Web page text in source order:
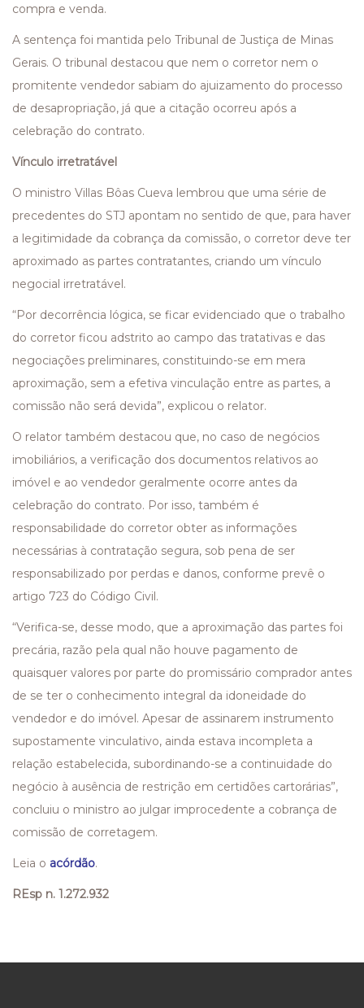
compra e venda.
A sentença foi mantida pelo Tribunal de Justiça de Minas
Gerais. O tribunal destacou que nem o corretor nem o
promitente vendedor sabiam do ajuizamento do processo
de desapropriação, já que a citação ocorreu após a
celebração do contrato.
Vínculo irretratável
O ministro Villas Bôas Cueva lembrou que uma série de
precedentes do STJ apontam no sentido de que, para haver
a legitimidade da cobrança da comissão, o corretor deve ter
aproximado as partes contratantes, criando um vínculo
negocial irretratável.
“Por decorrência lógica, se ficar evidenciado que o trabalho
do corretor ficou adstrito ao campo das tratativas e das
negociações preliminares, constituindo-se em mera
aproximação, sem a efetiva vinculação entre as partes, a
comissão não será devida”, explicou o relator.
O relator também destacou que, no caso de negócios
imobiliários, a verificação dos documentos relativos ao
imóvel e ao vendedor geralmente ocorre antes da
celebração do contrato. Por isso, também é
responsabilidade do corretor obter as informações
necessárias à contratação segura, sob pena de ser
responsabilizado por perdas e danos, conforme prevê o
artigo 723 do Código Civil.
“Verifica-se, desse modo, que a aproximação das partes foi
precária, razão pela qual não houve pagamento de
quaisquer valores por parte do promissário comprador antes
de se ter o conhecimento integral da idoneidade do
vendedor e do imóvel. Apesar de assinarem instrumento
supostamente vinculativo, ainda estava incompleta a
relação estabelecida, subordinando-se a continuidade do
negócio à ausência de restrição em certidões cartorárias”,
concluiu o ministro ao julgar improcedente a cobrança de
comissão de corretagem.
Leia o acórdão.
REsp n. 1.272.932